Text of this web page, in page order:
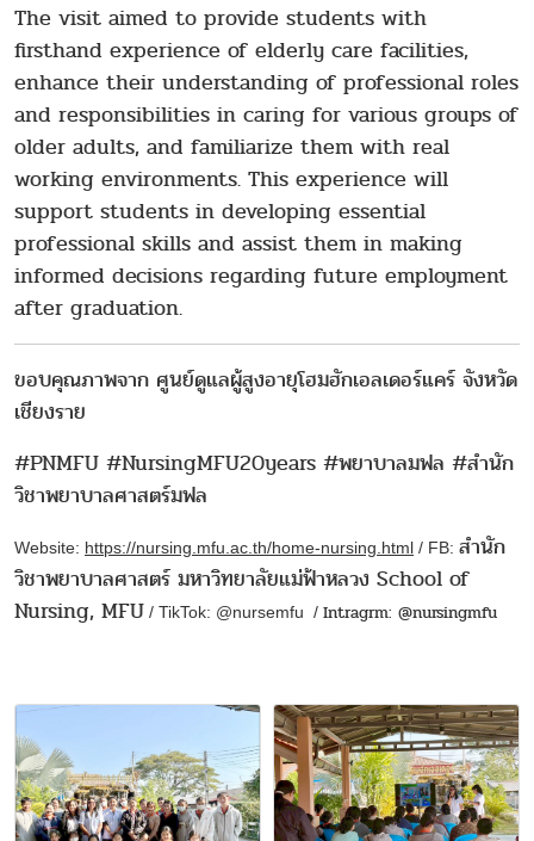
The visit aimed to provide students with
firsthand experience of elderly care facilities,
enhance their understanding of professional roles
and responsibilities in caring for various groups of
older adults, and familiarize them with real
working environments. This experience will
support students in developing essential
professional skills and assist them in making
informed decisions regarding future employment
after graduation.
ขอบคุณภาพจาก ศูนย์ดูแลผู้สูงอายุโฮมฮักเอลเดอร์แคร์ จังหวัด
เชียงราย
#PNMFU #NursingMFU20years #พยาบาลมฟล #สำนัก
วิชาพยาบาลศาสตร์มฟล
Website: https://nursing.mfu.ac.th/home-nursing.html / FB: สำนัก
วิชาพยาบาลศาสตร์ มหาวิทยาลัยแม่ฟ้าหลวง School of
Nursing, MFU / TikTok: @nursemfu / Intragrm: @nursingmfu